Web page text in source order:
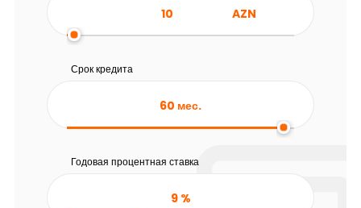
AZN
Срок кредита
60 мес.
Годовая процентная ставка
9%